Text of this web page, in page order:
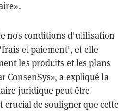
nos conditions d'utilisation
et paiement', et elle
les produits et les plans
ConsenSys», a expliqué la
juridique peut être
crucial de souligner que cette